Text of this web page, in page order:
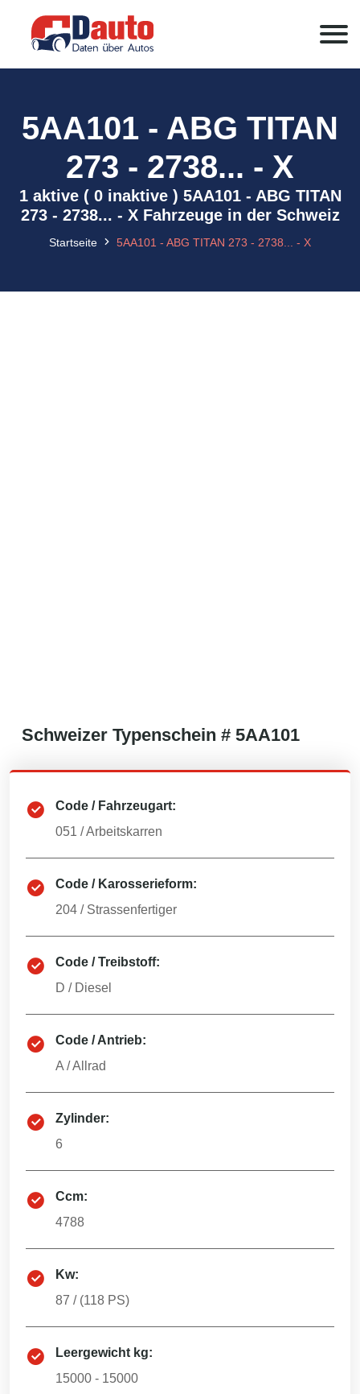
5AA101 - ABG TITAN
273 - 2738... - X
1 aktive ( 0 inaktive ) 5AA101 - ABG TITAN
273 - 2738... - X Fahrzeuge in der Schweiz
Startseite 5AA101 - ABG TITAN 273 - 2738... - X
Schweizer Typenschein # 5AA101
Code / Fahrzeugart:
051 /Arbeitskarren
Code / Karosserieform:
204 / Strassenfertiger
Code / Treibstoff:
D / Diesel
Code / Antrieb:
A /Allrad
Zylinder:
6
Ccm:
4788
Kw:
87 / (118 PS)
Leergewicht kg:
15000 - 15000